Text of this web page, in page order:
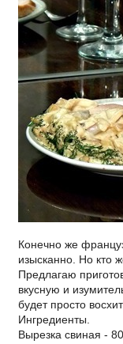
Конечно же
изысканно. Но кто
Предлагаю
вкусную и
будет просто
Ингредиенты.
Вырезка свиная -